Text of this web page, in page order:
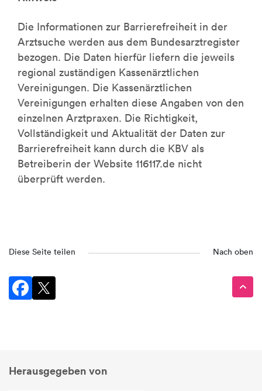
Die Informationen zur Barrierefreiheit in der
Arztsuche werden aus dem Bundesarztregister
bezogen. Die Daten hierfür liefern die jeweils
regional zuständigen Kassenärztlichen
Vereinigungen. Die Kassenärztlichen
Vereinigungen erhalten diese Angaben von den
einzelnen Arztpraxen. Die Richtigkeit,
Vollständigkeit und Aktualität der Daten zur
Barrierefreiheit kann durch die KBV als
Betreiberin der Website 116117.de nicht
überprüft werden.
Diese Seite teilen Nach oben
Herausgegeben von